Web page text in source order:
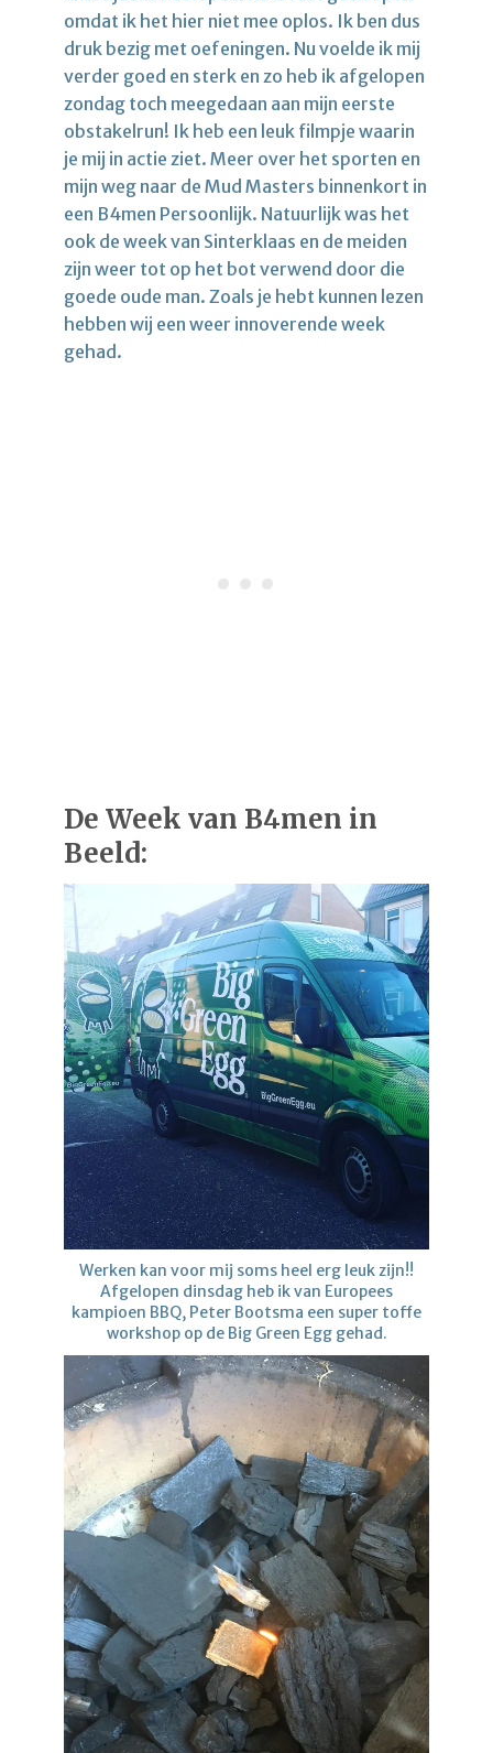
omdat ik het hier niet mee oplos. Ik ben dus
druk bezig met oefeningen. Nu voelde ik mij
verder goed en sterk en zo heb ik afgelopen
zondag toch meegedaan aan mijn eerste
obstakelrun! Ik heb een leuk filmpje waarin
je mij in actie ziet. Meer over het sporten en
mijn weg naar de Mud Masters binnenkort in
een B4men Persoonlijk. Natuurlijk was het
ook de week van Sinterklaas en de meiden
zijn weer tot op het bot verwend door die
goede oude man. Zoals je hebt kunnen lezen
hebben wij een weer innoverende week
gehad.
De Week van B4men in
Beeld:
Werken kan voor mij soms heel erg leuk zijn!!
Afgelopen dinsdag heb ik van Europees
kampioen BBQ, Peter Bootsma een super toffe
workshop op de Big Green Egg gehad.